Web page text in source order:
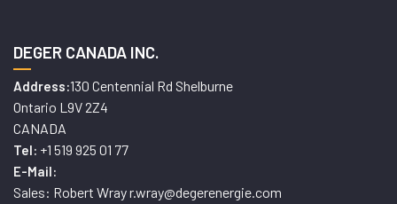
DEGER CANADA INC.
Address:130 Centennial Rd Shelburne
Ontario L9V 2Z4
CANADA
Tel: +1 519 925 01 77
E-Mail:
Sales: Robert Wray r.wray@degerenergie.com